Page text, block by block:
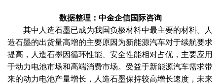
数据整理：中金企信国际咨询
其中人造石墨已成为我国负极材料中最主要的材料。人
造石墨的出货量高增的主要原因为新能源汽车对于续航要求
提高，人造石墨因循环性能、安全性能相对占优，主要应用
于动力电池市场和高端消费市场。受益于新能源汽车需求带
来的动力电池产量增长，人造石墨保持较高增长速度，未来